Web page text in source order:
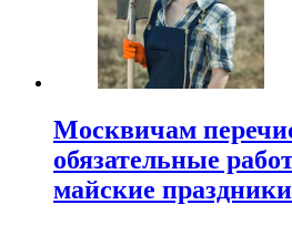
Москвичам
обязательные
майские праздники